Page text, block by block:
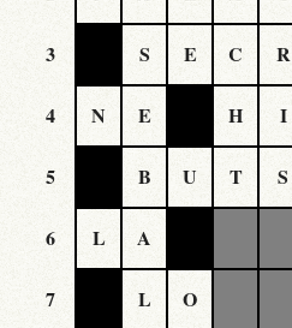
3 S E C R
4 N E H I
5 B U T S
6 L A
7 L O